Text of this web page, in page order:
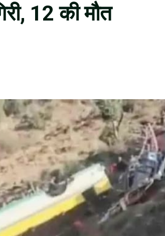
12 की मौत